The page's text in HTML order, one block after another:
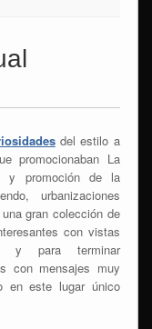
del estilo a
promocionaban La
y promoción de la
urbanizaciones
gran colección de
con vistas
y para terminar
con mensajes muy
en este lugar único